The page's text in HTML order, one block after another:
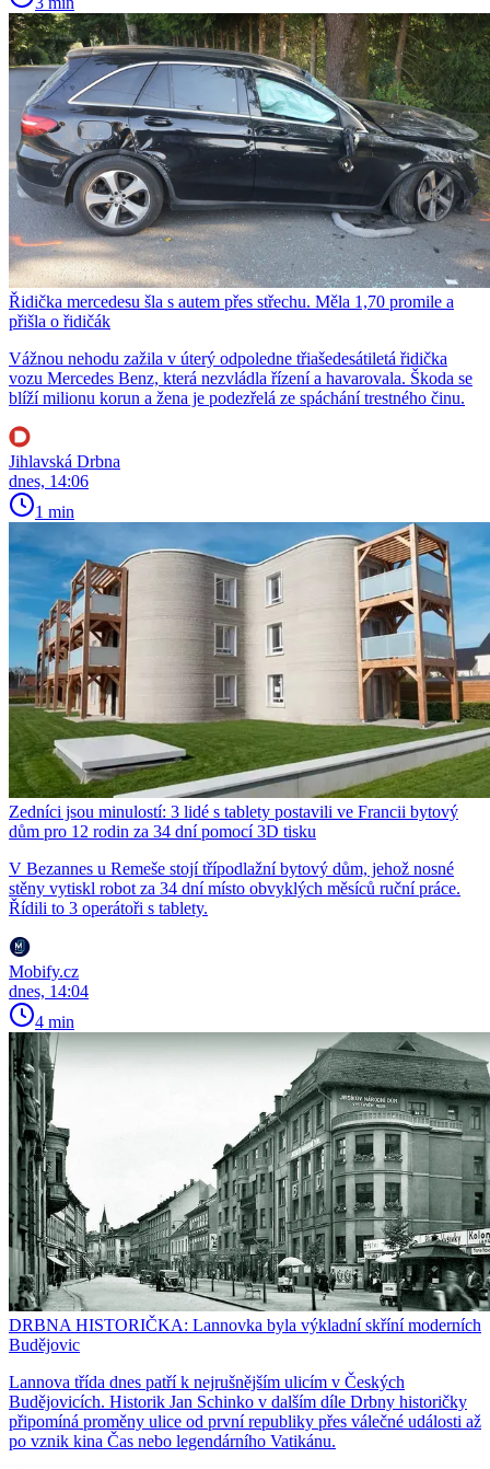
Řidička mercedesu šla s autem přes střechu. Měla 1,70 promile a
přišla o řidičák
Vážnou nehodu zažila v úterý odpoledne třiašedesátiletá řidička
vozu Mercedes Benz, která nezvládla řízení a havarovala. Škoda se
blíží milionu korun a žena je podezřelá ze spáchání trestného činu.
Jihlavská Drbna
dnes, 14:06
1 min
Zedníci jsou minulostí: 3 lidé s tablety postavili ve Francii bytový
dům pro 12 rodin za 34 dní pomocí 3D tisku
V Bezannes u Remeše stojí třípodlažní bytový dům, jehož nosné
stěny vytiskl robot za 34 dní místo obvyklých měsíců ruční práce.
Řídili to 3 operátoři s tablety.
Mobify.cz
dnes, 14:04
4 min
DRBNA HISTORIČKA: Lannovka byla výkladní skříní moderních
Budějovic
Lannova třída dnes patří k nejrušnějším ulicím v Českých
Budějovicích. Historik Jan Schinko v dalším díle Drbny historičky
připomíná proměny ulice od první republiky přes válečné události až
po vznik kina Čas nebo legendárního Vatikánu.